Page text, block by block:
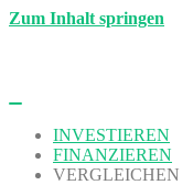
Zum Inhalt springen
INVESTIEREN
FINANZIEREN
VERGLEICHEN